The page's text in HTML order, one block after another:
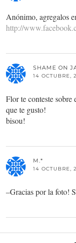
Anónimo, agregalos
http://
SHAME ON
14 OCTUBRE,
Flor te conteste
que te gusto!
bisou!
M.*
14 OCTUBRE,
–Gracias por la foto!